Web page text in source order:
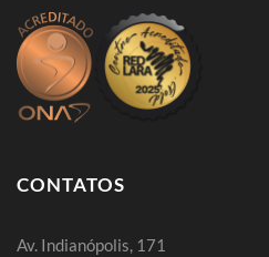
CONTATOS
Av. Indianópolis, 171